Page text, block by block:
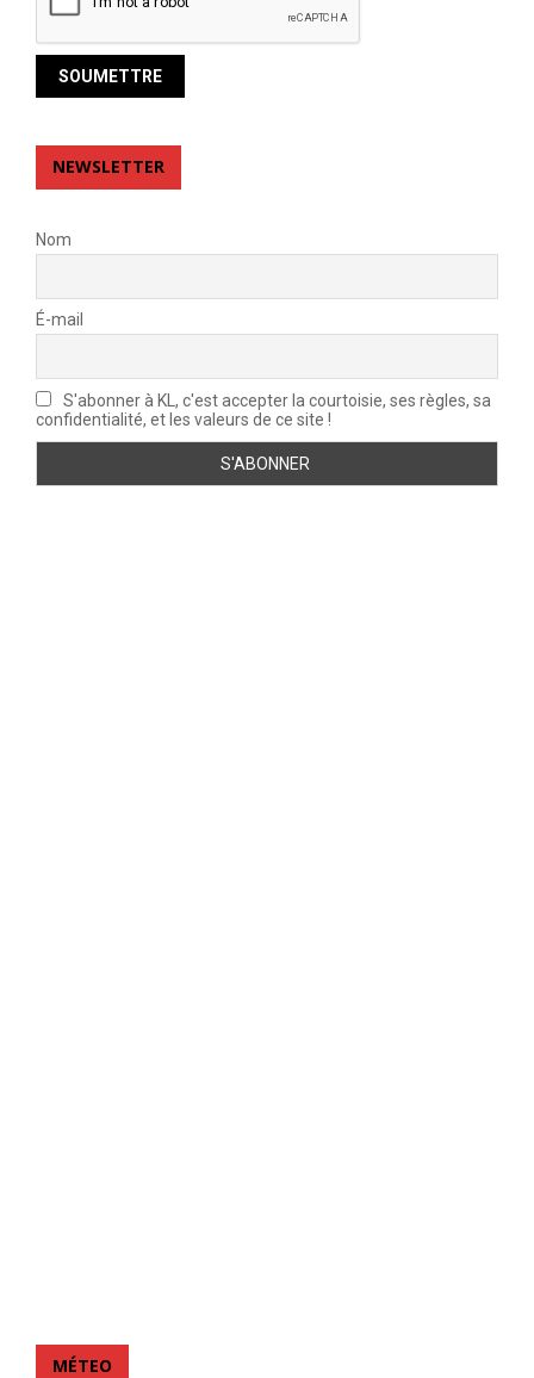
NEWSLETTER
Nom
É-mail
S'abonner à KL, c'est accepter la courtoisie, ses règles, sa
confidentialité, et les valeurs de ce site !
MÉTEO